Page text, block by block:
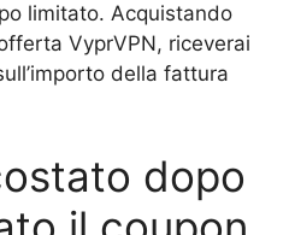
limitato. Acquistando
VyprVPN, riceverai
della fattura
dopo